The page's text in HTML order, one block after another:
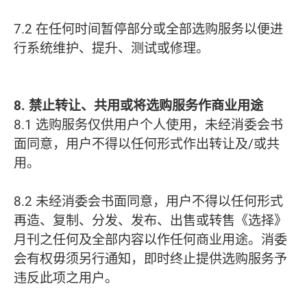
7.2 在任何时间暂停部分或全部选购服务以便进
行系统维护、提升、测试或修理。
8. 禁止转让、共用或将选购服务作商业用途
8.1 选购服务仅供用户个人使用，未经消委会书
面同意，用户不得以任何形式作出转让及/或共
用。
8.2 未经消委会书面同意，用户不得以任何形式
再造、复制、分发、发布、出售或转售《选择》
月刊之任何及全部内容以作任何商业用途。消委
会有权毋须另行通知，即时终止提供选购服务予
违反此项之用户。